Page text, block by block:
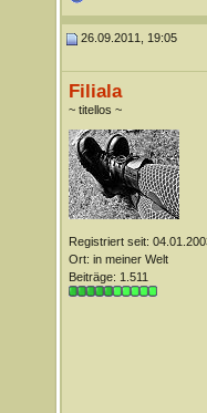
26.09.2011, 19:05
Filiala
~ titellos ~
Registriert seit:
Ort: in meiner Welt
Beiträge: 1.511